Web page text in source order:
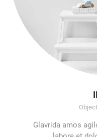
Glavrida amos